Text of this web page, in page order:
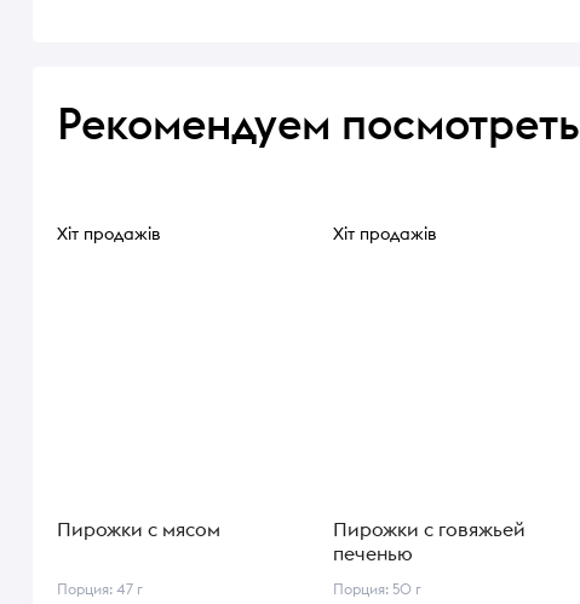
Рекомендуем посмотреть
Хіт продажів
Пирожки с мясом
Порция: 47 г
Хіт продажів
Пирожки с говяжьей
печенью
Порция: 50 г